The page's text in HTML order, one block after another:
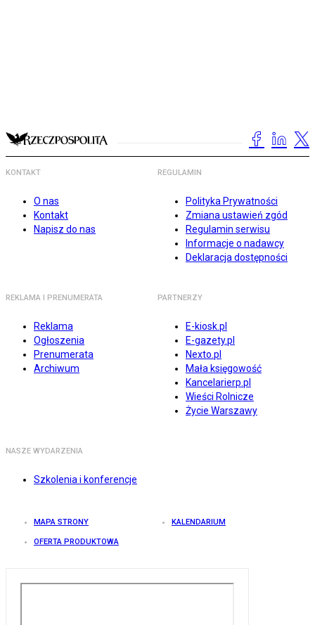
KONTAKT
O nas
Kontakt
Napisz do nas
REGULAMIN
Polityka Prywatności
Zmiana ustawień zgód
Regulamin serwisu
Informacje o nadawcy
Deklaracja dostępności
REKLAMA I PRENUMERATA
Reklama
Ogłoszenia
Prenumerata
Archiwum
PARTNERZY
E-kiosk.pl
E-gazety.pl
Nexto.pl
Mała księgowość
Kancelarierp.pl
Wieści Rolnicze
Życie Warszawy
NASZE WYDARZENIA
Szkolenia i konferencje
MAPA STRONY KALENDARIUM
OFERTA PRODUKTOWA